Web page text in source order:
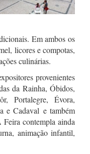
Em ambos os
licores e compotas,
culinárias.
provenientes
da Rainha, Óbidos,
Portalegre, Évora,
e Cadaval e também
contempla ainda
animação infantil,